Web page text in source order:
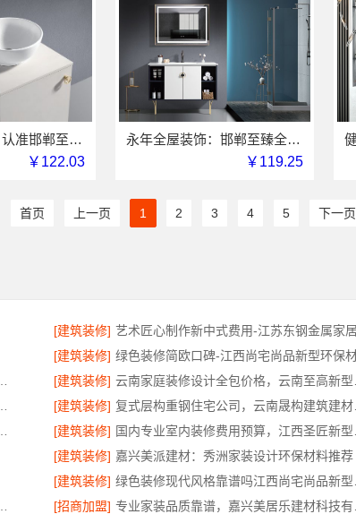
永年全屋装饰，认准邯郸至臻全宅新材料有限公司
￥122.03
永年全屋装饰：邯郸至臻全宅新材料有限公司定制理想生活空间
￥119.25
首页 上一页 1 2 3 4 5 下一页
[建筑装修]
[建筑装修]
[建筑装修]
[建筑装修]
[建筑装修]
[建筑装修] 嘉兴美派建材：秀洲家装设计环保材料推荐
[建筑装修]
[招商加盟]